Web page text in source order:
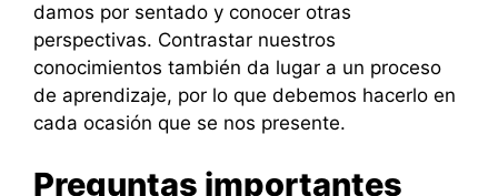
damos por sentado y conocer otras
perspectivas. Contrastar nuestros
conocimientos también da lugar a un proceso
de aprendizaje, por lo que debemos hacerlo en
cada ocasión que se nos presente.
Preguntas importantes